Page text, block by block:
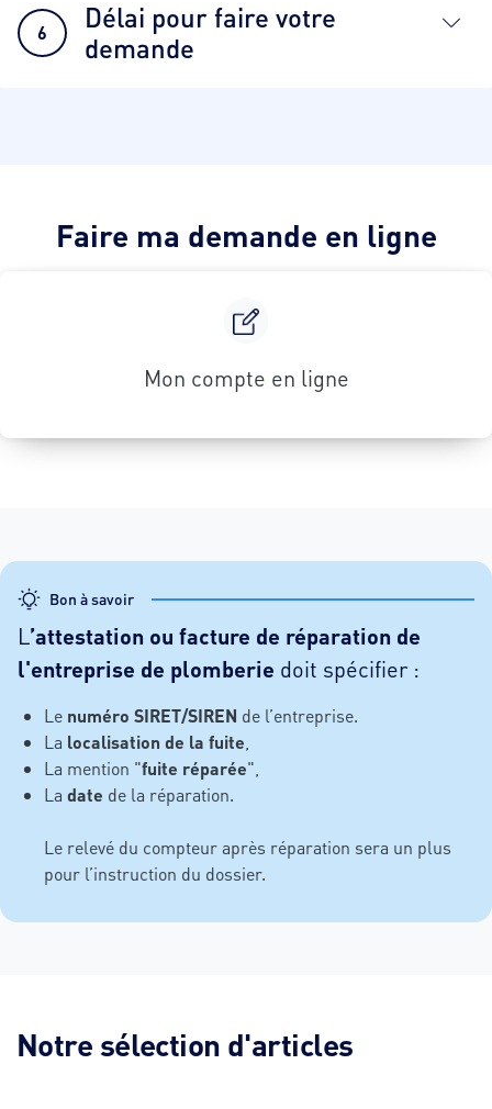
6
Délai pour faire votre
demande
Faire ma demande en ligne
Mon compte en ligne
Bon à savoir
L’attestation ou facture de réparation de
l'entreprise de plomberie doit spécifier :
Le numéro SIRET/SIREN de l’entreprise.
La localisation de la fuite,
La mention "fuite réparée",
La date de la réparation.
Le relevé du compteur après réparation sera un plus
pour l’instruction du dossier.
Notre sélection d'articles